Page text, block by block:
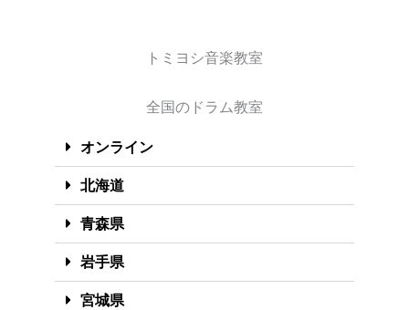
トミヨシ音楽教室
全国のドラム教室
オンライン
北海道
青森県
岩手県
宮城県